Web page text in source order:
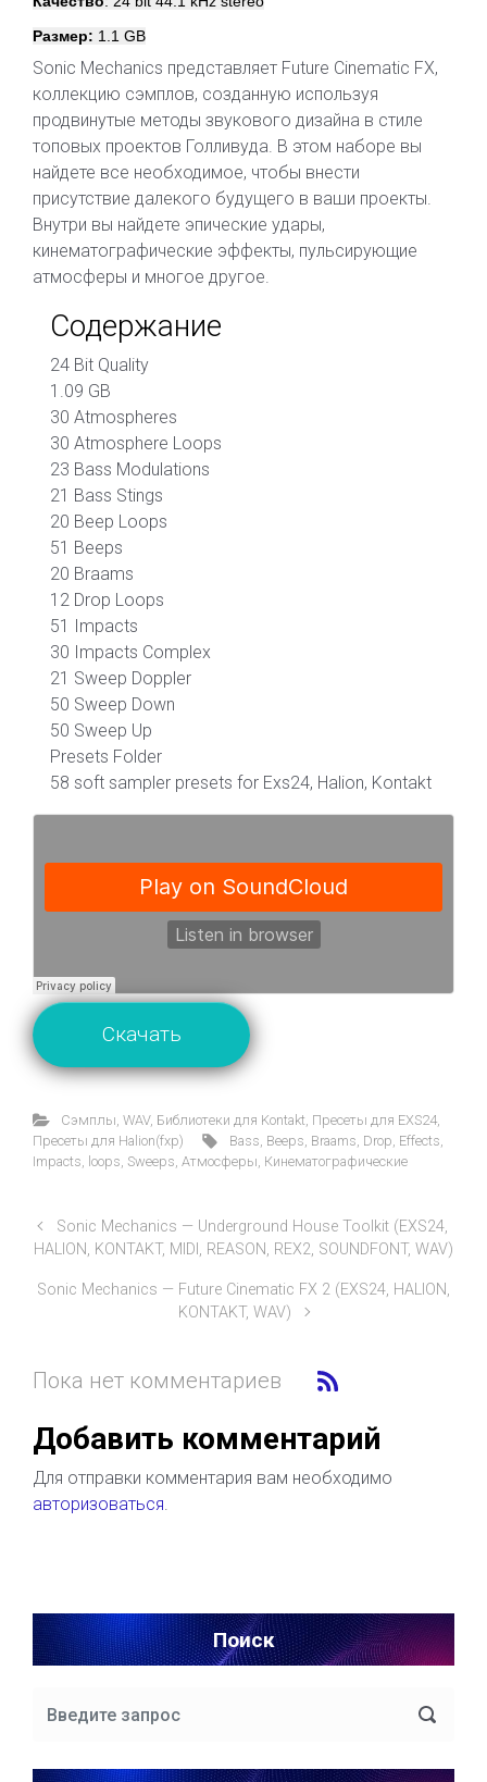
Размер: 1.1 GB
Sonic Mechanics представляет Future Cinematic FX,
коллекцию сэмплов, созданную используя
продвинутые методы звукового дизайна в стиле
топовых проектов Голливуда. В этом наборе вы
найдете все необходимое, чтобы внести
присутствие далекого будущего в ваши проекты.
Внутри вы найдете эпические удары,
кинематографические эффекты, пульсирующие
атмосферы и многое другое.
Содержание
24 Bit Quality
1.09 GB
30 Atmospheres
30 Atmosphere Loops
23 Bass Modulations
21 Bass Stings
20 Beep Loops
51 Beeps
20 Braams
12 Drop Loops
51 Impacts
30 Impacts Complex
21 Sweep Doppler
50 Sweep Down
50 Sweep Up
Presets Folder
58 soft sampler presets for Exs24, Halion, Kontakt
Скачать
Cэмплы WAV, Библиотеки для Kontakt Пресеты для EXS24,
Пресеты для Halion(fxp)
Bass Beeps Braams Drop Effects
Impacts
loops Sweeps Атмосферы Кинематографические
Sonic Mechanics — Underground House Toolkit (EXS24,
HALION, KONTAKT, MIDI, REASON, REX2, SOUNDFONT, WAV)
Sonic Mechanics — Future Cinematic FX 2 (EXS24, HALION,
KONTAKT, WAV)
Пока нет комментариев
Добавить комментарий
Для отправки комментария вам необходимо
авторизоваться.
Поиск